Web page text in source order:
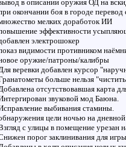
в описании оружия ОД на
окончании боя в городе
мелких доработок ИИ
эффективности
электрошокер
видимости противником
оружие/патроны/калибры
веревки добавлен курсор
больше нельзя
отсутствовавшая карта
звуковой мод Баюна.
выбивания стамины.
цели ночью на
с улицы в помещение урезан
порог заклинивания для